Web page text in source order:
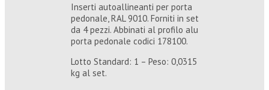
Inserti autoallineanti per porta
pedonale, RAL 9010. Forniti in set
da 4 pezzi. Abbinati al profilo alu
porta pedonale codici 178100.
Lotto Standard: 1 – Peso: 0,0315
kg al set.